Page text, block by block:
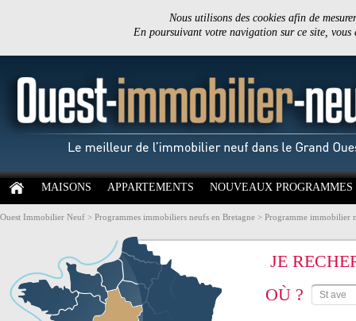
Nous utilisons des cookies afin de
En poursuivant votre navigation sur ce site,
MAISONS APPARTEMENTS NOUVEAUX PROGRAMMES
Ouest Immobilier Neuf > Programmes immobiliers neufs en Bretagne > Programme immobilier
JE
OÙ ?